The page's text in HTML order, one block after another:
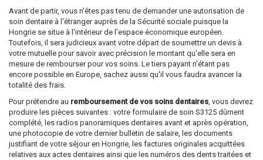
Avant de partir, vous n'êtes pas tenu de demander une autorisation de
soin dentaire à l'étranger auprès de la Sécurité sociale puisque la
Hongrie se situe à l'intérieur de l'espace économique européen.
Toutefois, il sera judicieux avant votre départ de soumettre un devis à
votre mutuelle pour savoir avec précision le montant qu'elle sera en
mesure de rembourser pour vos soins. Le tiers payant n'étant pas
encore possible en Europe, sachez aussi qu'il vous faudra avancer la
totalité des frais.
Pour prétendre au remboursement de vos soins dentaires, vous devrez
produire les pièces suivantes : votre formulaire de soin S3125 dûment
complété, les radios panoramiques dentaires avant et après opération,
une photocopie de votre dernier bulletin de salaire, les documents
justifiant de votre séjour en Hongrie, les factures originales acquittées
relatives aux actes dentaires ainsi que les numéros des dents traitées et